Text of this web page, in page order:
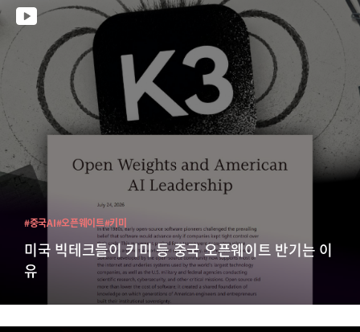
미국 빅테크들이 키미 등 중국 오픈웨이트 반기는 이
유
#중국AI#오픈웨이트#키미